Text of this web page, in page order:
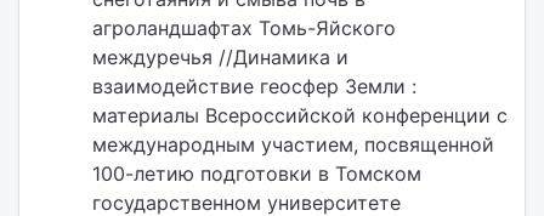
агроландшафтах Томь-Яйского
междуречья //Динамика и
взаимодействие геосфер Земли :
материалы Всероссийской конференции с
международным участием, посвященной
100-летию подготовки в Томском
государственном университете